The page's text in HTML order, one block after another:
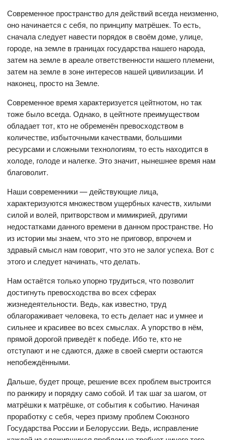
Современное пространство для действий всегда неизменно,
оно начинается с себя, по принципу матрёшек. То есть,
сначала следует навести порядок в своём доме, улице,
городе, на земле в границах государства нашего народа,
затем на земле в ареале ответственности нашего племени,
затем на земле в зоне интересов нашей цивилизации. И
наконец, просто на Земле.
Современное время характеризуется цейтнотом, но так
тоже было всегда. Однако, в цейтноте преимуществом
обладает тот, кто не обременён превосходством в
количестве, избыточными качествами, большими
ресурсами и сложными технологиям, то есть находится в
холоде, голоде и налегке. Это значит, нынешнее время нам
благоволит.
Наши современники — действующие лица,
характеризуются множеством ущербных качеств, хилыми
силой и волей, притворством и мимикрией, другими
недостатками данного времени в данном пространстве. Но
из истории мы знаем, что это не приговор, впрочем и
здравый смысл нам говорит, что это не залог успеха. Вот с
этого и следует начинать, что делать.
Нам остаётся только упорно трудиться, что позволит
достигнуть превосходства во всех сферах
жизнедеятельности. Ведь, как известно, труд
облагораживает человека, то есть делает нас и умнее и
сильнее и красивее во всех смыслах. А упорство в нём,
прямой дорогой приведёт к победе. Ибо те, кто не
отступают и не сдаются, даже в своей смерти остаются
непобеждёнными.
Дальше, будет проще, решение всех проблем выстроится
по ранжиру и порядку само собой. И так шаг за шагом, от
матрёшки к матрёшке, от события к событию. Начиная
проработку с себя, через призму проблем Союзного
Государства России и Белоруссии. Ведь, исправление